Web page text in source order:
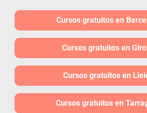
Cursos gratuitos en
Cursos gratuitos en
Cursos gratuitos en
Cursos gratuitos en